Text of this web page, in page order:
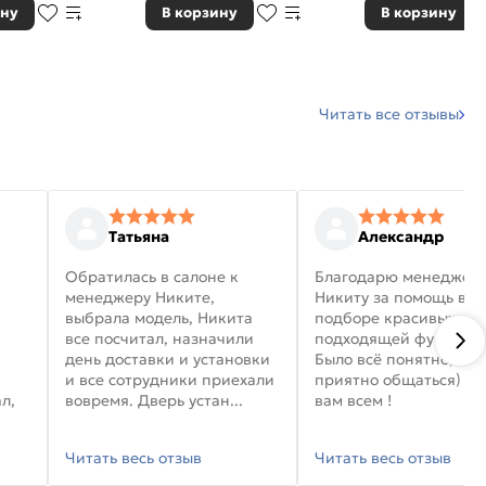
В корзину В корзину
Читать все отзывы
Татьяна
Обратилась в салоне к
менеджеру Никите,
выбрала модель, Никита
все посчитал, назначили
день доставки и установки
и все сотрудники приехали
вовремя. Дверь устан...
Читать весь отзыв
Александр
Благодарю
Никиту за помощь в
подборе красивых
подходящей
Было всё понятно, и
приятно общаться)
вам всем !
Читать весь отзыв